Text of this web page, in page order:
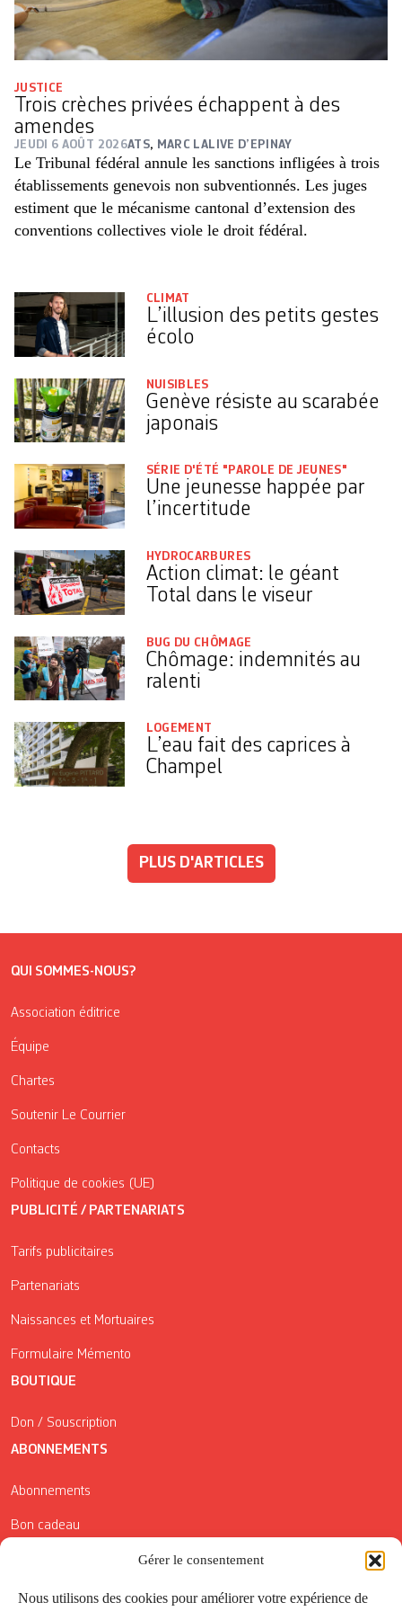
Gérer le consentement
Nous utilisons des cookies pour améliorer votre expérience de
JUSTICE
Trois crèches privées échappent à des
amendes
JEUDI 6 AOÛT 2026ATS, MARC LALIVE D’EPINAY
Le Tribunal fédéral annule les sanctions infligées à trois
établissements genevois non subventionnés. Les juges
estiment que le mécanisme cantonal d’extension des
conventions collectives viole le droit fédéral.
CLIMAT
L’illusion des petits gestes
écolo
NUISIBLES
Genève résiste au scarabée
japonais
SÉRIE D'ÉTÉ "PAROLE DE JEUNES"
Une jeunesse happée par
l’incertitude
HYDROCARBURES
Action climat: le géant
Total dans le viseur
BUG DU CHÔMAGE
Chômage: indemnités au
ralenti
LOGEMENT
L’eau fait des caprices à
Champel
PLUS D'ARTICLES
QUI SOMMES-NOUS?
Association éditrice
Équipe
Chartes
Soutenir Le Courrier
Contacts
Politique de cookies (UE)
PUBLICITÉ / PARTENARIATS
Tarifs publicitaires
Partenariats
Naissances et Mortuaires
Formulaire Mémento
BOUTIQUE
Don / Souscription
ABONNEMENTS
Abonnements
Bon cadeau
Conditions générales de vente
Réductions de la Carte Côté Courrier